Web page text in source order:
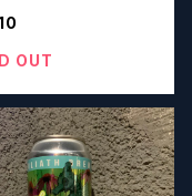
/ スモアズ ペイス
スタウト -フレッシュ
シリーズ 【クラフトビ
OUT